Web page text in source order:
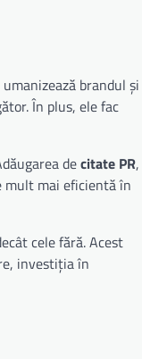
brandul și
În plus, ele fac
decitate PR,
mult mai eficientă în
cele fără. Acest
investiția în